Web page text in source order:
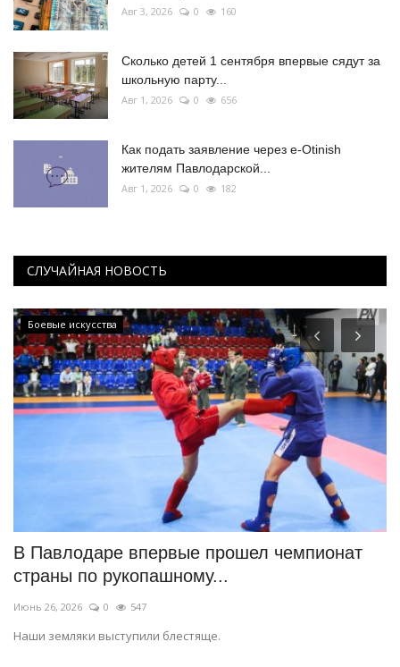
Авг 3, 2026 0 160
Сколько детей 1 сентября впервые сядут за
школьную парту...
Авг 1, 2026 0 656
Как подать заявление через e-Otinish
жителям Павлодарской...
Авг 1, 2026 0 182
СЛУЧАЙНАЯ НОВОСТЬ
Боевые искусства
В Павлодаре впервые прошел чемпионат
страны по рукопашному...
Июнь 26, 2026 0 547
Наши земляки выступили блестяще.